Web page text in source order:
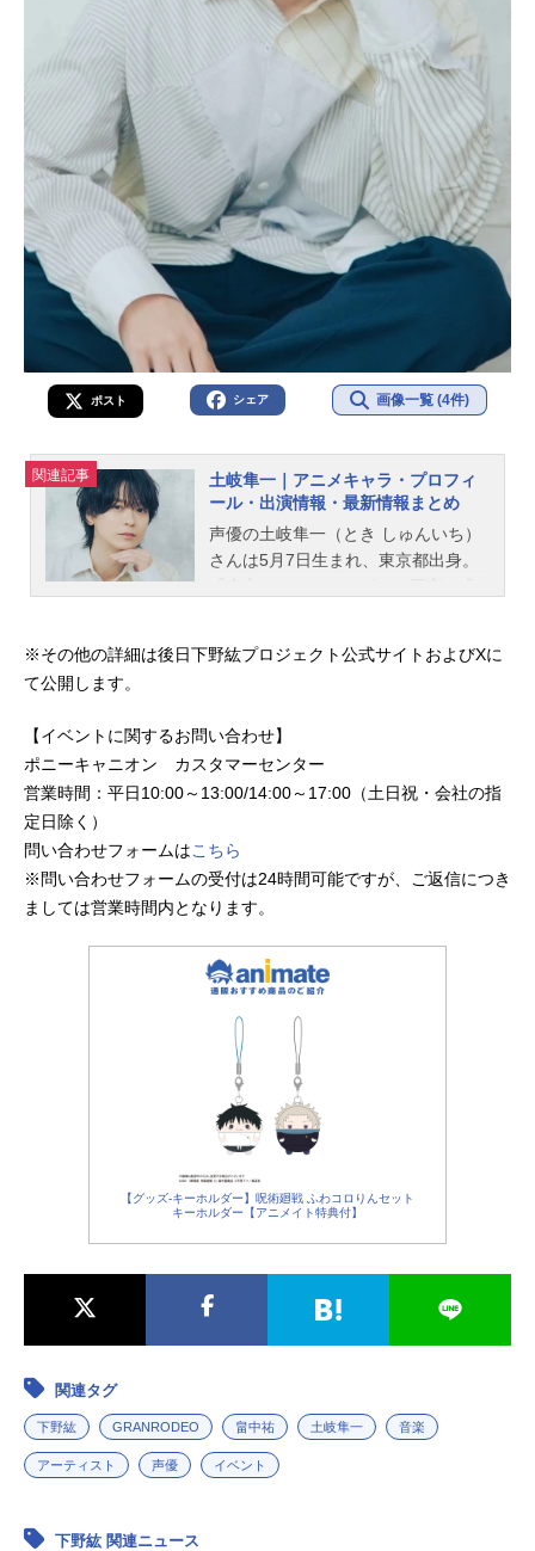
ポスト シェア 画像一覧 (4件)
関連記事
土岐隼一｜アニメキャラ・プロフィ
ール・出演情報・最新情報まとめ
声優の土岐隼一（とき しゅんいち）
さんは5月7日生まれ、東京都出身。
の神代類役など、人気作品のキャラ
をご紹介！
※その他の詳細は後日下野紘プロジェクト公式サイトおよびXに
て公開します。
【イベントに関するお問い合わせ】
ポニーキャニオン カスタマーセンター
営業時間：平日10:00～13:00/14:00～17:00（土日祝・会社の指
定日除く）
問い合わせフォームはこちら
※問い合わせフォームの受付は24時間可能ですが、ご返信につき
ましては営業時間内となります。
【グッズ-キーホルダー】呪術廻戦 ふわコロりんセット
キーホルダー【アニメイト特典付】
関連タグ
下野紘 GRANRODEO 畠中祐 土岐隼一 音楽
アーティスト 声優 イベント
下野紘 関連ニュース